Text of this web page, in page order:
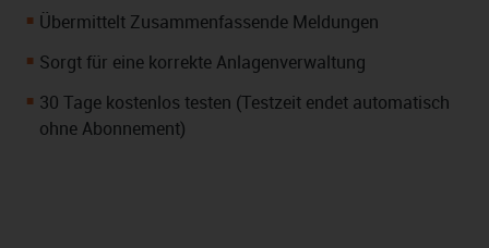
Übermittelt Zusammenfassende Meldungen
Sorgt für eine korrekte Anlagenverwaltung
30 Tage kostenlos testen (Testzeit endet automatisch
ohne Abonnement)